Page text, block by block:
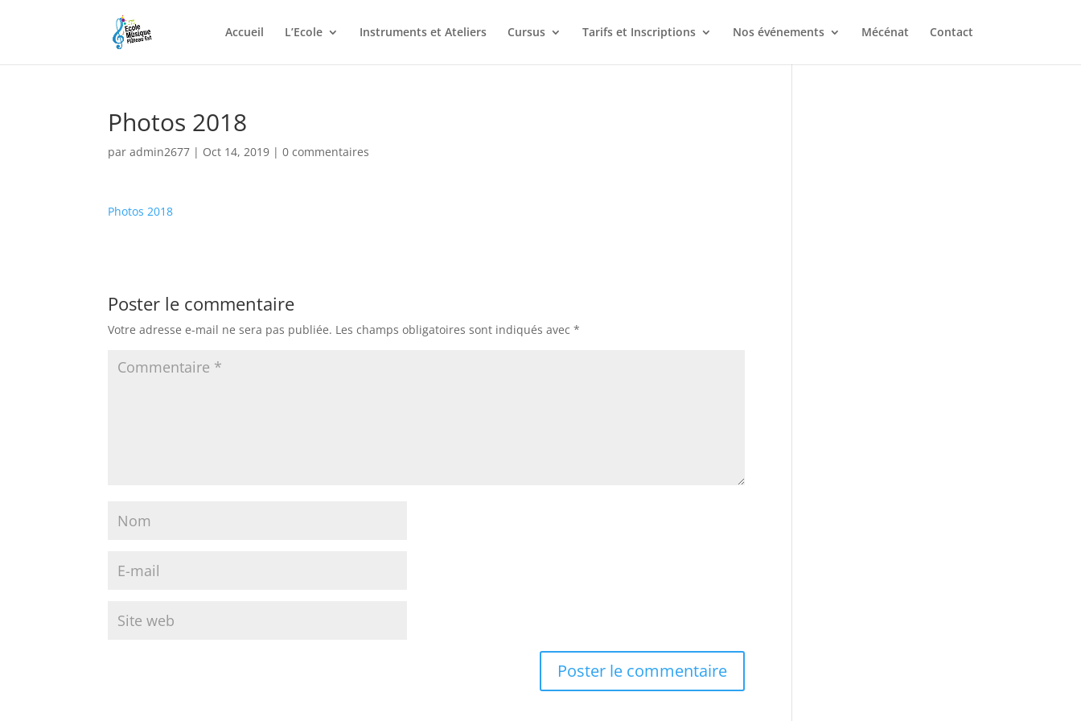
Accueil L’Ecole Instruments et Ateliers Cursus Tarifs et Inscriptions Nos événements Mécénat Contact
Photos 2018
paradmin2677 | Oct 14, 2019 |0 commentaires
Photos 2018
Poster le commentaire
Votre adresse e-mail ne sera pas publiée. Les champs obligatoires sont indiqués avec*